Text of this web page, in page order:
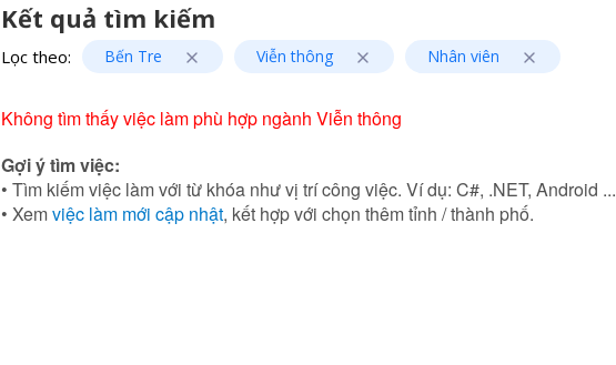
Kết quả tìm kiếm
Lọc theo: Bến Tre Viễn thông Nhân viên
Không tìm thấy việc làm phù hợp ngành Viễn thông
Gợi ý tìm việc:
• Tìm kiếm việc làm với từ khóa như vị trí công việc. Ví dụ: C#, .NET, Android ...
• Xemviệc làm mới cập nhật, kết hợp với chọn thêm tỉnh / thành phố.